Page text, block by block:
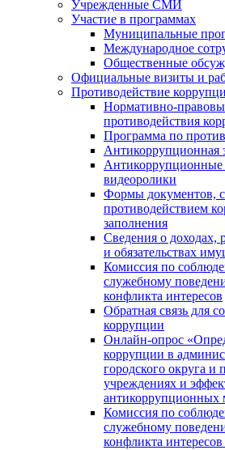
Учрежденные СМИ
Участие в программах
Муниципальные
Международное
Общественные
Официальные визиты и
Противодействие
Нормативно-
противодействия
Программа по
Антикоррупционная
Антикоррупционные
видеоролики
Формы документов,
противодействием
заполнения
Сведения о доходах,
и обязательствах
Комиссия по
служебному
конфликта интересов
Обратная связь для
коррупции
Онлайн-опрос
коррупции в
городского округа и
учреждениях и
антикоррупционных
Комиссия по
служебному
конфликта